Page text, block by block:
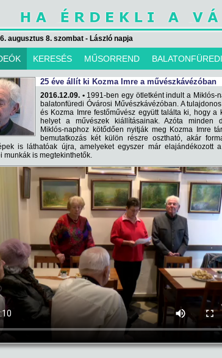
augusztus 8. szombat - László napja
KERESÉS MŰSORREND
25 éve állít ki Kozma Imre a művészkávézóban
2016.12.09. •1991-ben egy ötletként indult a Miklós-
balatonfüredi Óvárosi Művészkávézóban. A
és Kozma Imre festőművész együtt találta ki, hogy a
helyet a művészek kiállításainak. Azóta minden
Miklós-naphoz kötődően nyitják meg Kozma Imre
bemutatkozás két külön részre osztható, akár
is láthatóak újra, amelyeket egyszer már elajándékozott
munkák is megtekinthetők.